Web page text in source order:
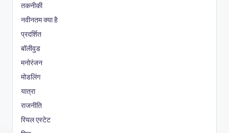
तकनीकी
नवीनतम क्या है
प्रदर्शित
बॉलीवुड
मनोरंजन
मोडलिंग
यात्रा
राजनीति
रियल एस्टेट